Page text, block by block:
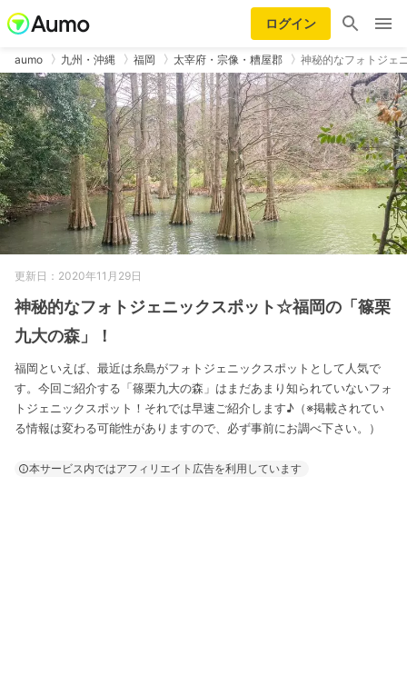
ログイン
aumo 九州・沖縄 福岡 太宰府・宗像・糟屋郡 神秘的なフォトジェ
更新日：2020年11月29日
神秘的なフォトジェニックスポット☆福岡の「篠栗
九大の森」！
福岡といえば、最近は糸島がフォトジェニックスポットとして人気で
す。今回ご紹介する「篠栗九大の森」はまだあまり知られていないフォ
トジェニックスポット！それでは早速ご紹介します♪（※掲載されてい
る情報は変わる可能性がありますので、必ず事前にお調べ下さい。）
本サービス内ではアフィリエイト広告を利用しています